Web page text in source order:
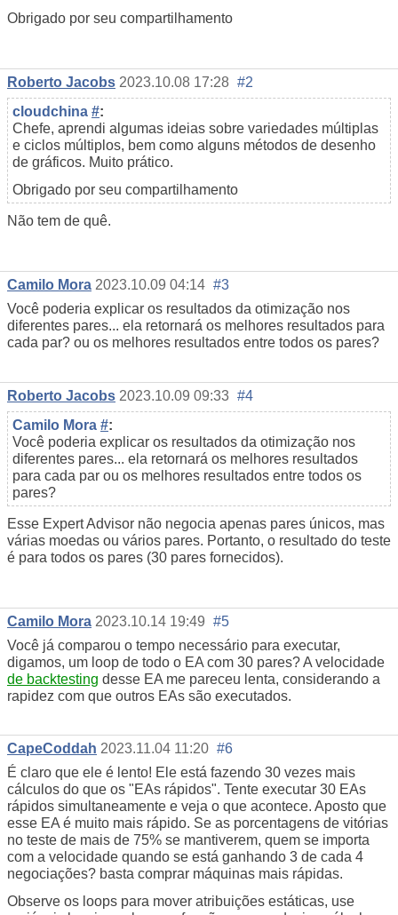
Obrigado por seu compartilhamento
Roberto Jacobs 2023.10.08 17:28 #2
cloudchina #:
Chefe, aprendi algumas ideias sobre variedades múltiplas
e ciclos múltiplos, bem como alguns métodos de desenho
de gráficos. Muito prático.
Obrigado por seu compartilhamento
Não tem de quê.
Camilo Mora 2023.10.09 04:14 #3
Você poderia explicar os resultados da otimização nos
diferentes pares... ela retornará os melhores resultados para
cada par? ou os melhores resultados entre todos os pares?
Roberto Jacobs 2023.10.09 09:33 #4
Camilo Mora #:
Você poderia explicar os resultados da otimização nos
diferentes pares... ela retornará os melhores resultados
para cada par ou os melhores resultados entre todos os
pares?
Esse Expert Advisor não negocia apenas pares únicos, mas
várias moedas ou vários pares. Portanto, o resultado do teste
é para todos os pares (30 pares fornecidos).
Camilo Mora 2023.10.14 19:49 #5
Você já comparou o tempo necessário para executar,
digamos, um loop de todo o EA com 30 pares? A velocidade
de backtesting desse EA me pareceu lenta, considerando a
rapidez com que outros EAs são executados.
CapeCoddah 2023.11.04 11:20 #6
É claro que ele é lento! Ele está fazendo 30 vezes mais
cálculos do que os "EAs rápidos". Tente executar 30 EAs
rápidos simultaneamente e veja o que acontece. Aposto que
esse EA é muito mais rápido. Se as porcentagens de vitórias
no teste de mais de 75% se mantiverem, quem se importa
com a velocidade quando se está ganhando 3 de cada 4
negociações? basta comprar máquinas mais rápidas.
Observe os loops para mover atribuições estáticas, use